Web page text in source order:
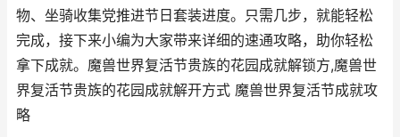
物、坐骑收集党推进节日套装进度。只需几步，就能轻松
完成，接下来小编为大家带来详细的速通攻略，助你轻松
拿下成就。魔兽世界复活节贵族的花园成就解锁方,魔兽世
界复活节贵族的花园成就解开方式 魔兽世界复活节成就攻
略